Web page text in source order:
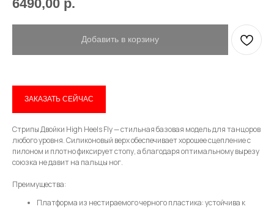
Привет! Дарим тебе -10% на первую
покупку! Подпишись на нашу рассылку
...и узнавай об акциях первой!
6490,00 р.
Добавить в корзину
ЗАКАЗАТЬ СЕЙЧАС
Стрипы Двойки High Heels Fly — стильная базовая модель для танцоров
любого уровня. Силиконовый верх обеспечивает хорошее сцепление с
пилоном и плотно фиксирует стопу, а благодаря оптимальному вырезу
союзка не давит на пальцы ног.
Преимущества:
Платформа из нестираемого черного пластика: устойчива к